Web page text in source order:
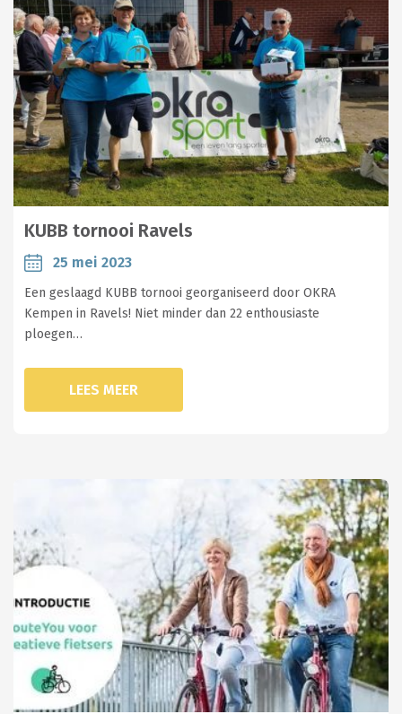
KUBB tornooi Ravels
25 mei 2023
Een geslaagd KUBB tornooi georganiseerd door OKRA
Kempen in Ravels! Niet minder dan 22 enthousiaste
ploegen…
LEES MEER